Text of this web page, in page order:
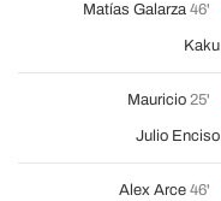
Matías Galarza 46'
Kaku
Mauricio 25'
Julio Enciso
Alex Arce 46'